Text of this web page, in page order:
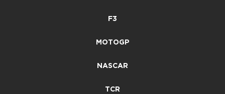
F3
MOTOGP
NASCAR
TCR